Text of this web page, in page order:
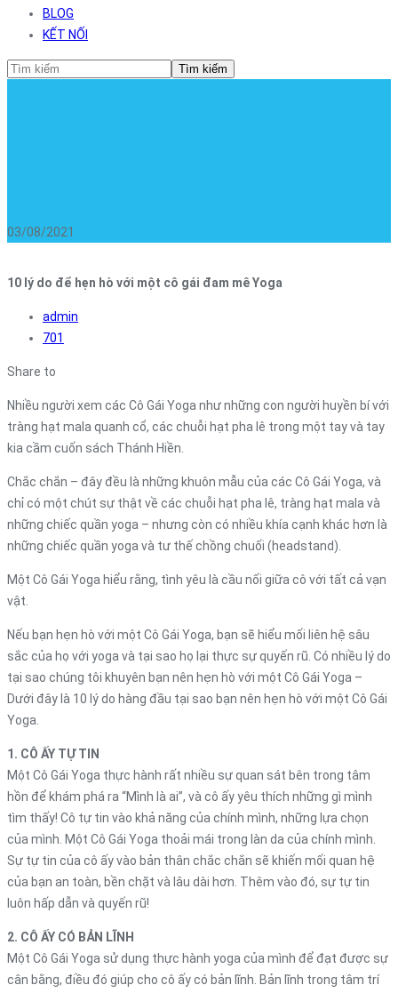
BLOG
KẾT NỐI
Tìm kiếm
03/08/2021
10 lý do để hẹn hò với một cô gái đam mê Yoga
admin
701
Share to
Nhiều người xem các Cô Gái Yoga như những con người huyền bí với
tràng hạt mala quanh cổ, các chuỗi hạt pha lê trong một tay và tay
kia cầm cuốn sách Thánh Hiền.
Chắc chắn – đây đều là những khuôn mẫu của các Cô Gái Yoga, và
chỉ có một chút sự thật về các chuỗi hạt pha lê, tràng hạt mala và
những chiếc quần yoga – nhưng còn có nhiều khía cạnh khác hơn là
những chiếc quần yoga và tư thế chồng chuối (headstand).
Một Cô Gái Yoga hiểu rằng, tình yêu là cầu nối giữa cô với tất cả vạn
vật.
Nếu bạn hẹn hò với một Cô Gái Yoga, bạn sẽ hiểu mối liên hệ sâu
sắc của họ với yoga và tại sao họ lại thực sự quyến rũ. Có nhiều lý do
tại sao chúng tôi khuyên bạn nên hẹn hò với một Cô Gái Yoga –
Dưới đây là 10 lý do hàng đầu tại sao bạn nên hẹn hò với một Cô Gái
Yoga.
1. CÔ ẤY TỰ TIN
Một Cô Gái Yoga thực hành rất nhiều sự quan sát bên trong tâm
hồn để khám phá ra “Mình là ai”, và cô ấy yêu thích những gì mình
tìm thấy! Cô tự tin vào khả năng của chính mình, những lựa chọn
của mình. Một Cô Gái Yoga thoải mái trong làn da của chính mình.
Sự tự tin của cô ấy vào bản thân chắc chắn sẽ khiến mối quan hệ
của bạn an toàn, bền chặt và lâu dài hơn. Thêm vào đó, sự tự tin
luôn hấp dẫn và quyến rũ!
2. CÔ ẤY CÓ BẢN LĨNH
Một Cô Gái Yoga sử dụng thực hành yoga của mình để đạt được sự
cân bằng, điều đó giúp cho cô ấy có bản lĩnh. Bản lĩnh trong tâm trí